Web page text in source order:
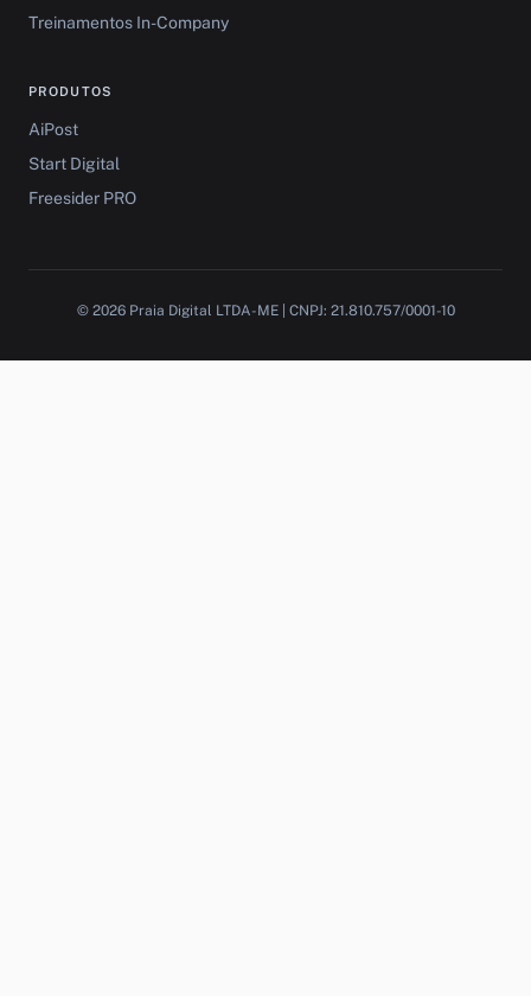
Treinamentos In-Company
PRODUTOS
AiPost
Start Digital
Freesider PRO
© 2026 Praia Digital LTDA-ME | CNPJ: 21.810.757/0001-10